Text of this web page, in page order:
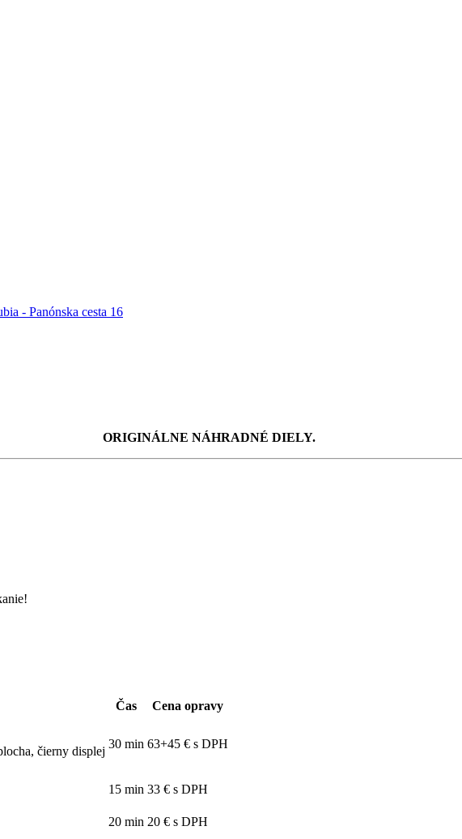
- Panónska cesta 16
ORIGINÁLNE NÁHRADNÉ DIELY.
Čas Cena opravy
čierny displej
30 min 63+45 € s DPH
15 min 33 € s DPH
20 min 20 € s DPH